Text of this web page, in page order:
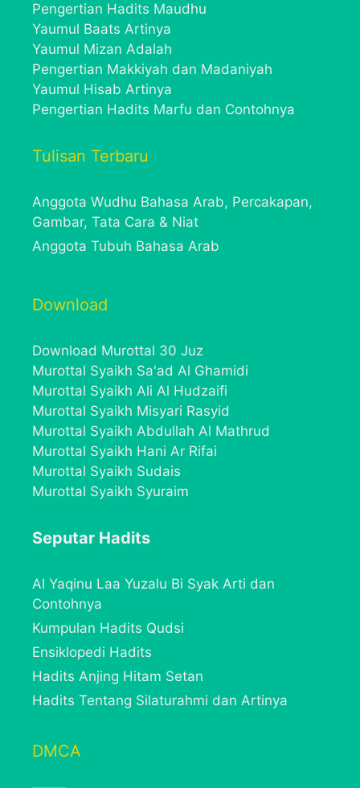
Pengertian Hadits Maudhu
Yaumul Baats Artinya
Yaumul Mizan Adalah
Pengertian Makkiyah dan Madaniyah
Yaumul Hisab Artinya
Pengertian Hadits Marfu dan Contohnya
Tulisan Terbaru
Anggota Wudhu Bahasa Arab, Percakapan,
Gambar, Tata Cara & Niat
Anggota Tubuh Bahasa Arab
Download
Download Murottal 30 Juz
Murottal Syaikh Sa'ad Al Ghamidi
Murottal Syaikh Ali Al Hudzaifi
Murottal Syaikh Misyari Rasyid
Murottal Syaikh Abdullah Al Mathrud
Murottal Syaikh Hani Ar Rifai
Murottal Syaikh Sudais
Murottal Syaikh Syuraim
Seputar Hadits
Al Yaqinu Laa Yuzalu Bi Syak Arti dan
Contohnya
Kumpulan Hadits Qudsi
Ensiklopedi Hadits
Hadits Anjing Hitam Setan
Hadits Tentang Silaturahmi dan Artinya
DMCA